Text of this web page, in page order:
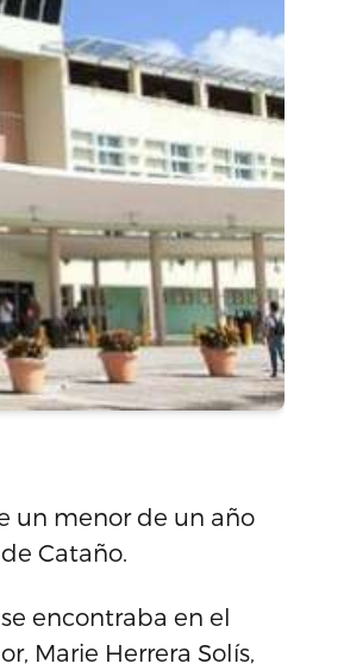
un menor de un año
Cataño.
encontraba en el
Marie Herrera Solís,